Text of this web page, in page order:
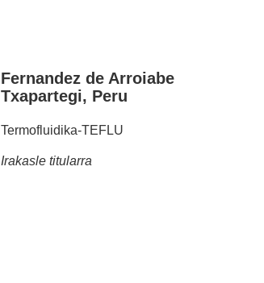
Fernandez de Arroiabe
Txapartegi, Peru
Termofluidika-TEFLU
Irakasle titularra